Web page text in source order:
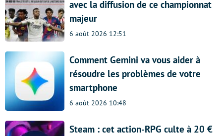
avec la diffusion de ce championnat
majeur
6 août 2026 12:51
Comment Gemini va vous aider à
résoudre les problèmes de votre
smartphone
6 août 2026 10:48
Steam : cet action-RPG culte à 20 €